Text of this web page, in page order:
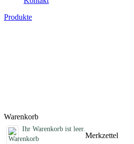
Produkte
Warenkorb
Ihr Warenkorb ist leer.
Merkzettel